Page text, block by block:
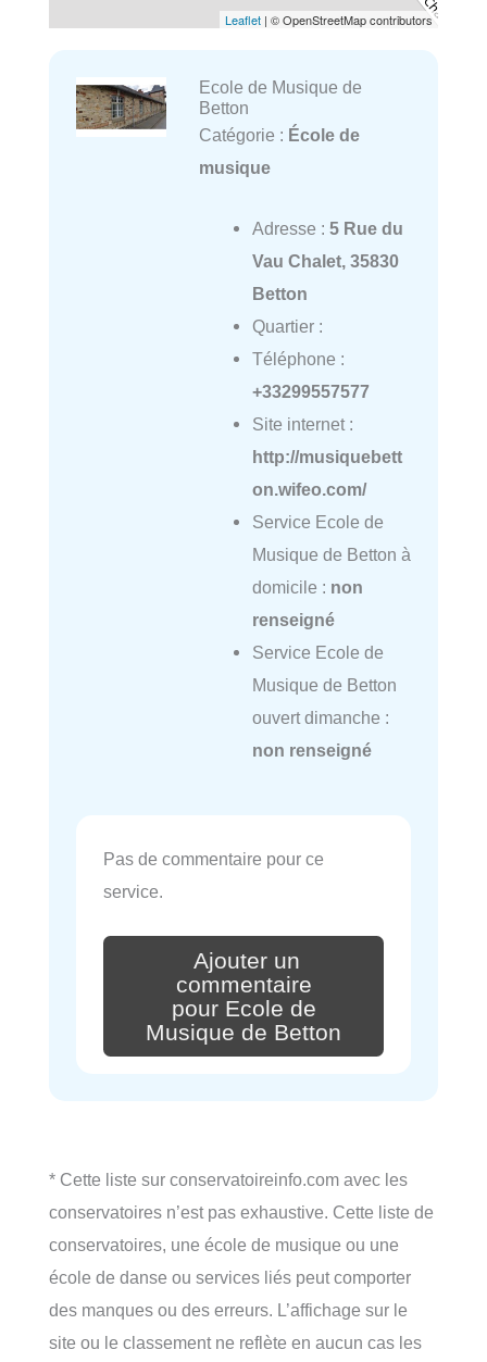
Leaflet | © OpenStreetMap contributors
Ecole de Musique de
Betton
Catégorie : École de
musique
Adresse : 5 Rue du
Vau Chalet, 35830
Betton
Quartier :
Téléphone :
+33299557577
Site internet :
http://musiquebett
on.wifeo.com/
Service Ecole de
Musique de Betton à
domicile : non
renseigné
Service Ecole de
Musique de Betton
ouvert dimanche :
non renseigné
Pas de commentaire pour ce
service.
Ajouter un
commentaire
pour Ecole de
Musique de Betton
* Cette liste sur conservatoireinfo.com avec les
conservatoires n’est pas exhaustive. Cette liste de
conservatoires, une école de musique ou une
école de danse ou services liés peut comporter
des manques ou des erreurs. L’affichage sur le
site ou le classement ne reflète en aucun cas les